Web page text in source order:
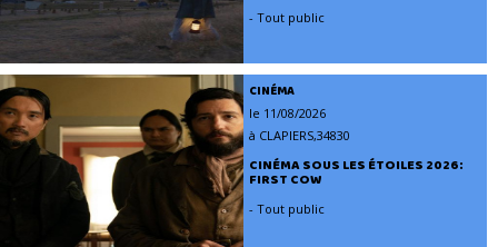
- Tout public
CINÉMA
le 11/08/2026
à CLAPIERS,34830
CINÉMA SOUS LES ÉTOILES 2026:
FIRST COW
- Tout public